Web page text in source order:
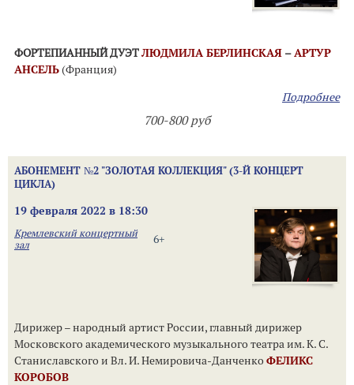
ФОРТЕПИАННЫЙ ДУЭТЛЮДМИЛА БЕРЛИНСКАЯ –АРТУР
АНСЕЛЬ(Франция)
Подробнее
700-800 руб
АБОНЕМЕНТ №2 "ЗОЛОТАЯ КОЛЛЕКЦИЯ" (3-Й КОНЦЕРТ
ЦИКЛА)
19 февраля 2022 в 18:30
6+
Кремлевский концертный
зал
Дирижер – народный артист России, главный дирижер
Московского академического музыкального театра им. К. С.
Станиславского и Вл. И. Немировича-ДанченкоФЕЛИКС
КОРОБОВ